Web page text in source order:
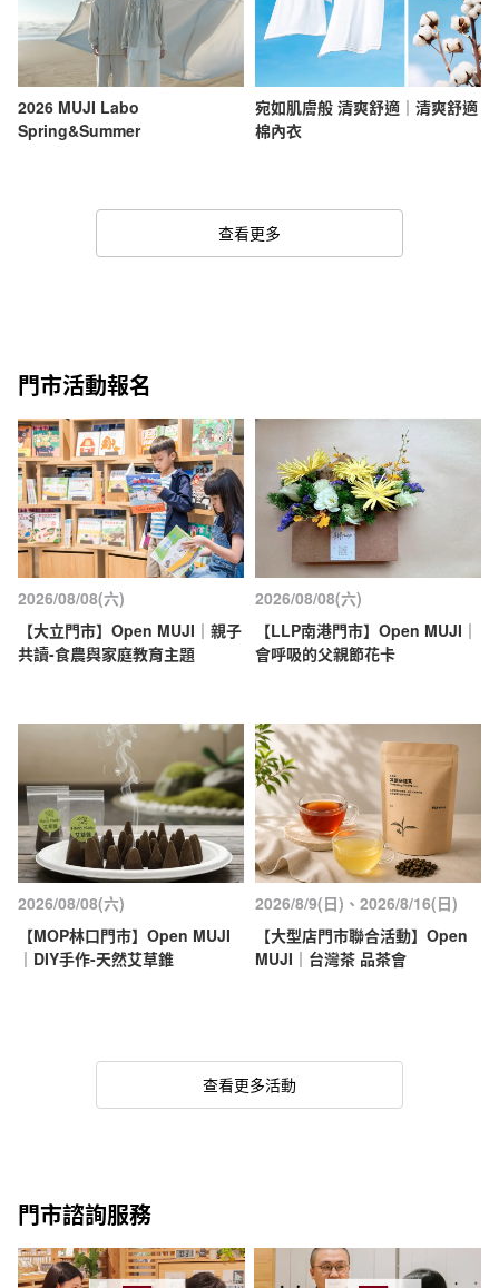
2026 MUJI Labo
Spring&Summer
宛如肌膚般 清爽舒適｜清爽舒適
棉內衣
查看更多
門市活動報名
2026/08/08(六)
【大立門市】Open MUJI｜親子
共讀-食農與家庭教育主題
2026/08/08(六)
【LLP南港門市】Open MUJI｜
會呼吸的父親節花卡
2026/08/08(六)
【MOP林口門市】Open MUJI
｜DIY手作-天然艾草錐
2026/8/9(日)、2026/8/16(日)
【大型店門市聯合活動】Open
MUJI｜台灣茶 品茶會
查看更多活動
門市諮詢服務